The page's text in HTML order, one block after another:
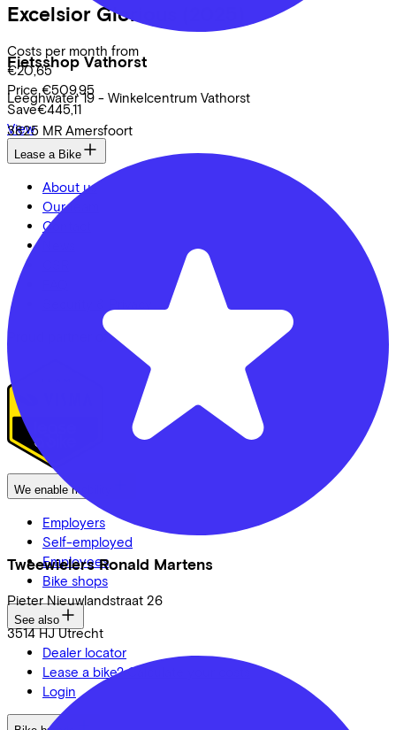
Fietsshop Vathorst
Leeghwater 19 - Winkelcentrum Vathorst
3825 MR Amersfoort
Tweewielers Ronald Martens
Pieter Nieuwlandstraat 26
3514 HJ Utrecht
Excelsior Glorious
Costs per month from
€20,65
Price €509,95
Save€445,11
View
Lease a Bike
About us
Our team
Contact
Proud partner of
We enable mobility
Employers
Self-employed
Employees
Bike shops
See also
Dealer locator
Lease a bike? Calculate your costs
Login